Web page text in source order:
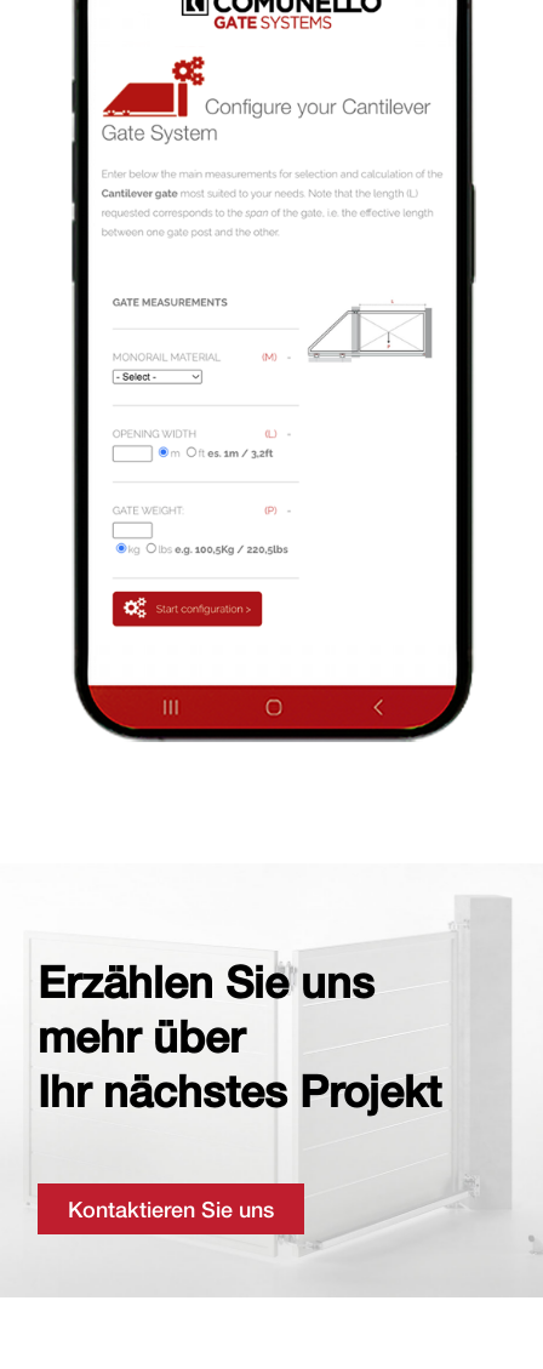
Erzählen Sie uns
mehr über
Ihr nächstes Projekt
Kontaktieren Sie uns